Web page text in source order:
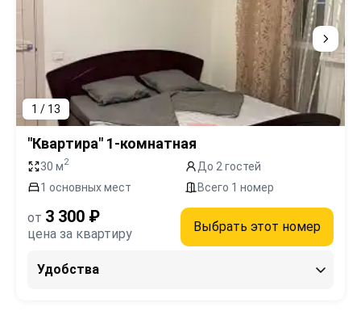
1 / 13
"Квартира" 1-комнатная
30 м2
До 2 гостей
1 основных мест
Всего 1 номер
от 3 300 ₽
цена за квартиру Выбрать этот номер
Удобства